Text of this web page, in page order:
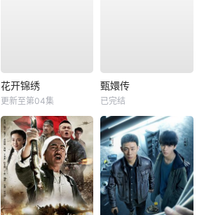
花开锦绣
更新至第04集
甄嬛传
已完结